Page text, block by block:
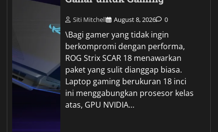
Siti Mitchell August 8, 2026 0
\Bagi gamer yang tidak ingin
berkompromi dengan performa,
ROG Strix SCAR 18 menawarkan
paket yang sulit dianggap biasa.
Laptop gaming berukuran 18 inci
ini menggabungkan prosesor kelas
atas, GPU NVIDIA…